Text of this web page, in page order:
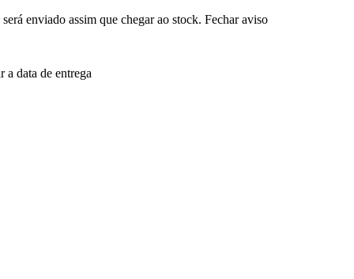
enviado assim que chegar ao stock. Fechar aviso
a data de entrega